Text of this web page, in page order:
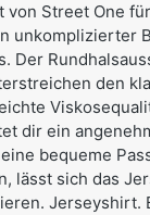
von Street One
unkomplizierter
Der
den
dir ein
bequeme
lässt sich das
Jerseyshirt.